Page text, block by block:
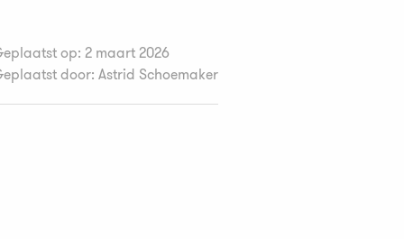
op: 2 maart 2026
door: Astrid Schoemaker